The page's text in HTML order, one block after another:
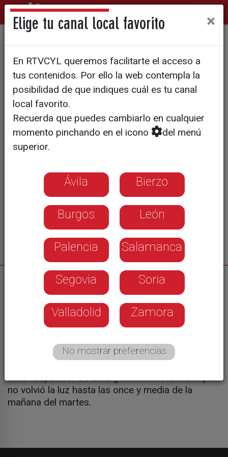
El puerta a puerta que salvó
una vida en Cabrillanes
durante el apagón
05/05/2025
El alcalde de Cabrillanes salvó la vida, durante el
apagón del pasado lunes, a una vecina que no
tenía respirador de emergencia. Fue llamando a
cada una de las casas de personas con alguna
patología. Una de ellas: Laurentina. Ella sufre de
tenía respirador de emergencia. A este municipio
no volvió la luz hasta las once y media de la
mañana del martes.
Elige tu canal local favorito ×
En RTVCYL queremos facilitarte el acceso a
tus contenidos. Por ello la web contempla la
posibilidad de que indiques cuál es tu canal
local favorito.
Recuerda que puedes cambiarlo en cualquier
momento pinchando en el icono
del menú
superior.
Ávila Bierzo
Burgos León
Palencia Salamanca
Segovia Soria
Valladolid Zamora
No mostrar preferencias